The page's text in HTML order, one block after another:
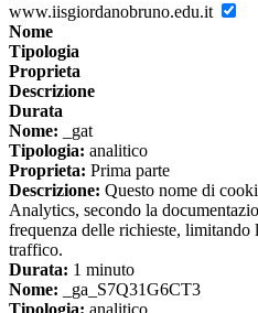
www.iisgiordanobruno.edu.it
Nome
Tipologia
Proprieta
Descrizione
Durata
Nome: _gat
Tipologia: analitico
Proprieta: Prima parte
Descrizione: Questo nome di
Analytics, secondo la
frequenza delle richieste, limitando
traffico.
Durata: 1 minuto
Nome: _ga_S7Q31G6CT3
Tipologia: analitico